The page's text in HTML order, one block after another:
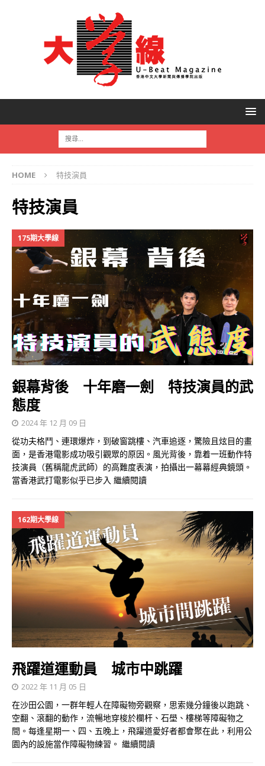
HOME 特技演員
特技演員
175期大學線
銀幕背後 十年磨一劍 特技演員的武
態度
2024 年 12 月 09 日
從功夫格鬥、連環爆炸，到破窗跳樓、汽車追逐，驚險且炫目的畫
面，是香港電影成功吸引觀眾的原因。風光背後，靠着一班動作特
技演員（舊稱龍虎武師）的高難度表演，拍攝出一幕幕經典鏡頭。
當香港武打電影似乎已步入 繼續閱讀
162期大學線
飛躍道運動員 城市中跳躍
2022 年 11 月 05 日
在沙田公園，一群年輕人在障礙物旁觀察，思索幾分鐘後以跑跳、
空翻、滾翻的動作，流暢地穿梭於欄杆、石壆、樓梯等障礙物之
間。每逢星期一、四、五晚上，飛躍道愛好者都會聚在此，利用公
園內的設施當作障礙物練習。 繼續閱讀